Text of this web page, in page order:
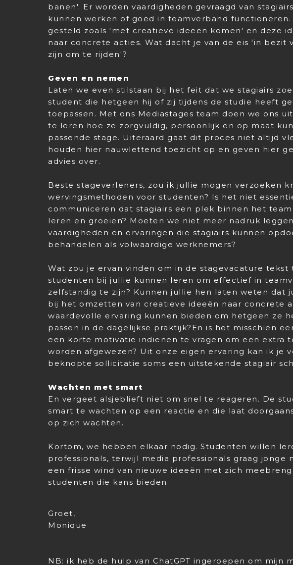
banen'. Er worden vaardigheden gevraagd van
kunnen werken of goed in teamverband functioneren.
gesteld zoals 'met creatieve ideeën komen' en deze
naar concrete acties. Wat dacht je van de eis 'in bezit
zijn om te rijden'?
Geven en nemen
Laten we even stilstaan bij het feit dat we stagiairs
student die hetgeen hij of zij tijdens de studie heeft
toepassen. Met ons Mediastages team doen we ons
te leren hoe ze zorgvuldig, persoonlijk en op maat
passende stage. Uiteraard gaat dit proces niet altijd
houden hier nauwlettend toezicht op en geven hier
advies over.
Beste stageverleners, zou ik jullie mogen verzoeken
wervingsmethoden voor studenten? Is het niet
communiceren dat stagiairs een plek binnen het
leren en groeien? Moeten we niet meer nadruk
vaardigheden en ervaringen die stagiairs kunnen
behandelen als volwaardige werknemers?
Wat zou je ervan vinden om in de stagevacature
studenten bij jullie kunnen leren om effectief in
zelfstandig te zijn? Kunnen jullie hen laten weten dat
bij het omzetten van creatieve ideeën naar concrete
waardevolle ervaring kunnen bieden om hetgeen ze
passen in de dagelijkse praktijk?En is het misschien
een korte motivatie indienen te vragen om een extra
worden afgewezen? Uit onze eigen ervaring kan ik je
beknopte sollicitatie soms een uitstekende stagiair
Wachten met smart
En vergeet alsjeblieft niet om snel te reageren. De
smart te wachten op een reactie en die laat
op zich wachten.
Kortom, we hebben elkaar nodig. Studenten willen
professionals, terwijl media professionals graag jonge
een frisse wind van nieuwe ideeën met zich
studenten die kans bieden.
Groet,
Monique
NB: ik heb de hulp van ChatGPT ingeroepen om mijn